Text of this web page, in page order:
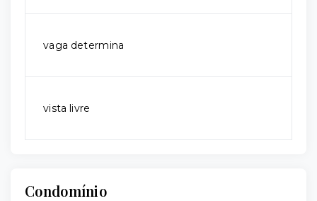
vaga determina
vista livre
Condomínio